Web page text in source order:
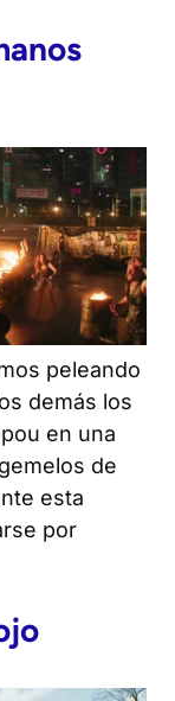
peleando
demás los
en una
de
esta
por